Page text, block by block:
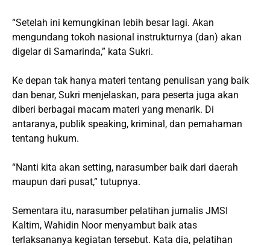
“Setelah ini kemungkinan lebih besar lagi. Akan
mengundang tokoh nasional instrukturnya (dan) akan
digelar di Samarinda,” kata Sukri.
Ke depan tak hanya materi tentang penulisan yang baik
dan benar, Sukri menjelaskan, para peserta juga akan
diberi berbagai macam materi yang menarik. Di
antaranya, publik speaking, kriminal, dan pemahaman
tentang hukum.
“Nanti kita akan setting, narasumber baik dari daerah
maupun dari pusat,” tutupnya.
Sementara itu, narasumber pelatihan jurnalis JMSI
Kaltim, Wahidin Noor menyambut baik atas
terlaksananya kegiatan tersebut. Kata dia, pelatihan